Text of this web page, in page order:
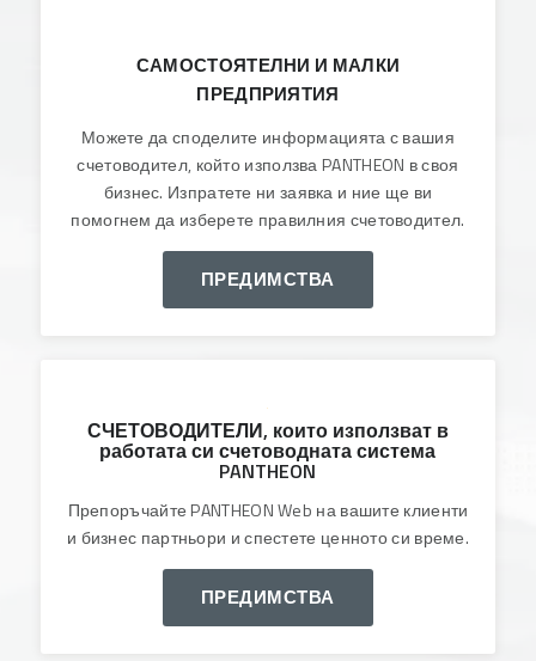
ИЗТЕГЛЕТЕ
САМОСТОЯТЕЛНИ И МАЛКИ
ПРЕДПРИЯТИЯ
Можете да споделите информацията с вашия
счетоводител, който използва PANTHEON в своя
бизнес. Изпратете ни заявка и ние ще ви
помогнем да изберете правилния счетоводител.
ПРЕДИМСТВА
СЧЕТОВОДИТЕЛИ, които използват в
работата си счетоводната система
PANTHEON
Препоръчайте PANTHEON Web на вашите клиенти
и бизнес партньори и спестете ценното си време.
ПРЕДИМСТВА